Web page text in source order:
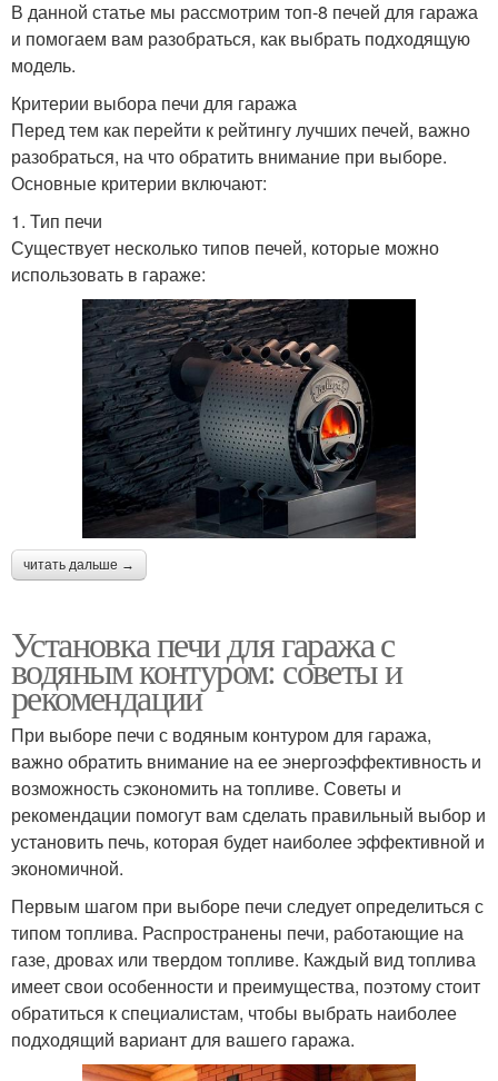
В данной статье мы рассмотрим топ-8 печей для гаража
и помогаем вам разобраться, как выбрать подходящую
модель.
Критерии выбора печи для гаража
Перед тем как перейти к рейтингу лучших печей, важно
разобраться, на что обратить внимание при выборе.
Основные критерии включают:
1. Тип печи
Существует несколько типов печей, которые можно
использовать в гараже:
читать дальше →
Установка печи для гаража с
водяным контуром: советы и
рекомендации
При выборе печи с водяным контуром для гаража,
важно обратить внимание на ее энергоэффективность и
возможность сэкономить на топливе. Советы и
рекомендации помогут вам сделать правильный выбор и
установить печь, которая будет наиболее эффективной и
экономичной.
Первым шагом при выборе печи следует определиться с
типом топлива. Распространены печи, работающие на
газе, дровах или твердом топливе. Каждый вид топлива
имеет свои особенности и преимущества, поэтому стоит
обратиться к специалистам, чтобы выбрать наиболее
подходящий вариант для вашего гаража.